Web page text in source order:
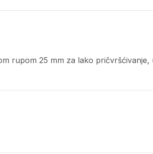
rupom 25 mm za lako pričvršćivanje,